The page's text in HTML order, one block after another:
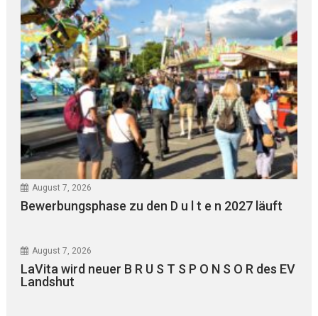
August 7, 2026
Bewerbungsphase zu den D u l t e n 2027 läuft
August 7, 2026
LaVita wird neuer B R U S T S P O N S O R des EV
Landshut